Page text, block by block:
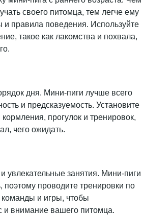
своего питомца, тем легче ему
и правила поведения. Используйте
такое как лакомства и похвала,
дня. Мини-пиги лучше всего
и предсказуемость. Установите
прогулок и тренировок,
чего ожидать.
увлекательные занятия. Мини-пиги
поэтому проводите тренировки по
и игры, чтобы
и внимание вашего питомца.